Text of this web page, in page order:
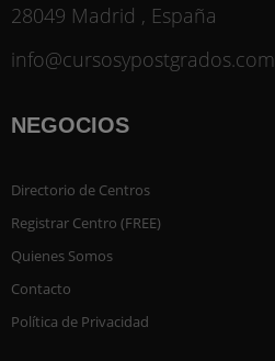
28049 Madrid , España
info@cursosypostgrados.com
NEGOCIOS
Directorio de Centros
Registrar Centro (FREE)
Quienes Somos
Contacto
Política de Privacidad